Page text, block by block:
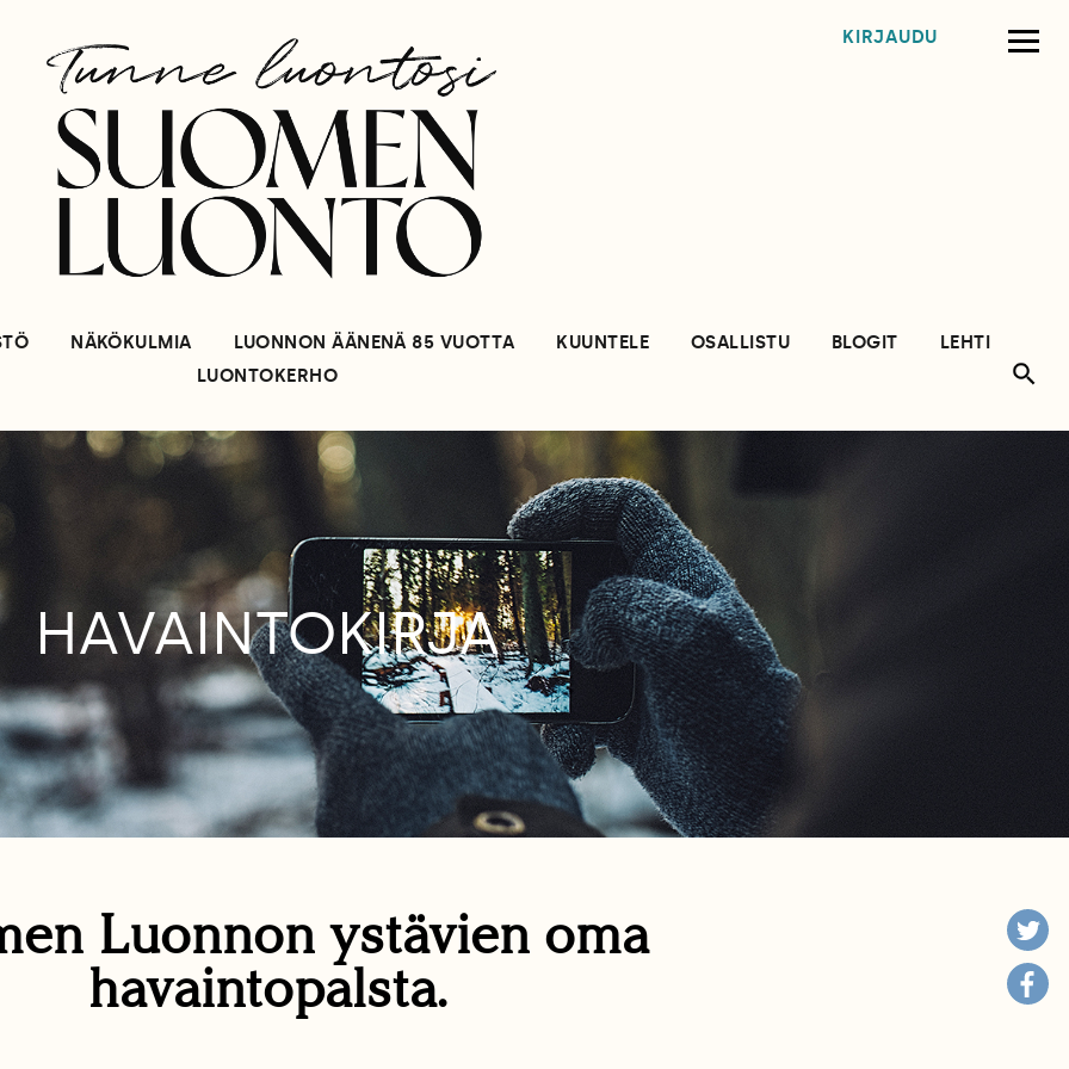
KIRJAUDU
NÄKÖKULMIA LUONNON ÄÄNENÄ 85 VUOTTA KUUNTELE OSALLISTU BLOGIT
LEHTI
LUONTOKERHO
HAVAINTOKIRJA
Luonnon ystävien oma
havaintopalsta.